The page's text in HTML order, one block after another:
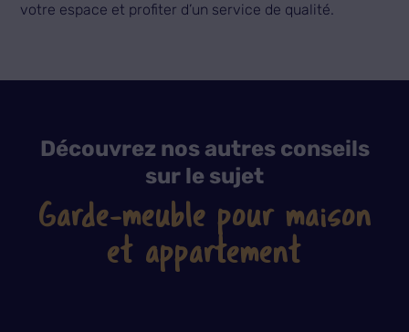
votre espace et profiter d’un service de qualité.
Découvrez nos autres conseils
sur le sujet
Garde-meuble pour maison
et appartement